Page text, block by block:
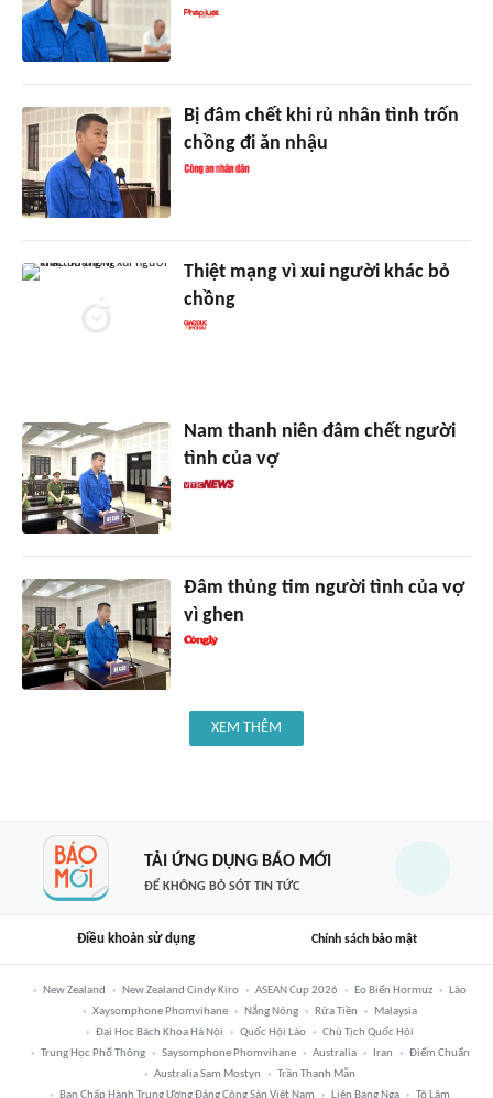
Bị đâm chết khi rủ nhân tình trốn
chồng đi ăn nhậu
Thiệt mạng vì xui người khác bỏ
chồng
Nam thanh niên đâm chết người
tình của vợ
Đâm thủng tim người tình của vợ
vì ghen
XEM THÊM
TẢI ỨNG DỤNG BÁO MỚI
ĐỂ KHÔNG BỎ SÓT TIN TỨC
Điều khoản sử dụng Chính sách bảo mật
New Zealand New Zealand Cindy Kiro ASEAN Cup 2026 Eo Biển Hormuz
Lào
Xaysomphone Phomvihane
Nắng Nóng Rửa Tiền
Malaysia
Đại Học Bách Khoa Hà Nội
Quốc Hội Lào
Chủ Tịch Quốc Hội
Trung Học Phổ Thông
Saysomphone Phomvihane Australia Iran
Điểm Chuẩn
Australia Sam Mostyn
Trần Thanh Mẫn
Ban Chấp Hành Trung Ương Đảng Cộng Sản Việt Nam
Liên Bang Nga Tô Lâm